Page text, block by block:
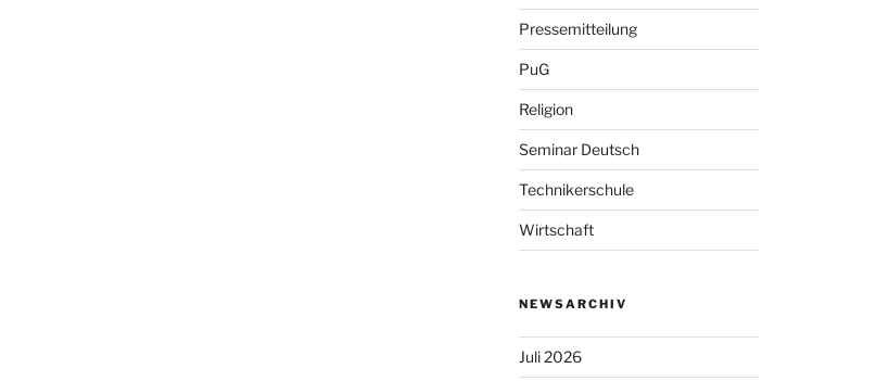
Pressemitteilung
PuG
Religion
Seminar Deutsch
Technikerschule
Wirtschaft
NEWSARCHIV
Juli 2026